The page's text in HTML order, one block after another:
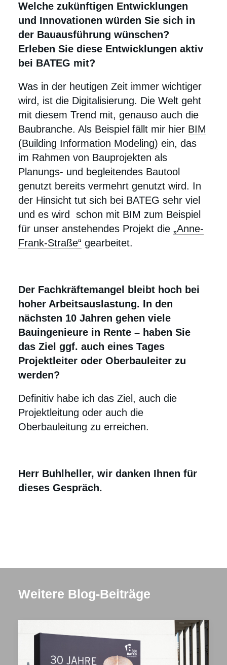
Welche zukünftigen Entwicklungen
und Innovationen würden Sie sich in
der Bauausführung wünschen?
Erleben Sie diese Entwicklungen aktiv
bei BATEG mit?
Was in der heutigen Zeit immer wichtiger
wird, ist die Digitalisierung. Die Welt geht
mit diesem Trend mit, genauso auch die
Baubranche. Als Beispiel fällt mir hier BIM
(Building Information Modeling) ein, das
im Rahmen von Bauprojekten als
Planungs- und begleitendes Bautool
genutzt bereits vermehrt genutzt wird. In
der Hinsicht tut sich bei BATEG sehr viel
und es wird schon mit BIM zum Beispiel
für unser anstehendes Projekt die „Anne-
Frank-Straße“ gearbeitet.
Der Fachkräftemangel bleibt hoch bei
hoher Arbeitsauslastung. In den
nächsten 10 Jahren gehen viele
Bauingenieure in Rente – haben Sie
das Ziel ggf. auch eines Tages
Projektleiter oder Oberbauleiter zu
werden?
Definitiv habe ich das Ziel, auch die
Projektleitung oder auch die
Oberbauleitung zu erreichen.
Herr Buhlheller, wir danken Ihnen für
dieses Gespräch.
Weitere Blog-Beiträge